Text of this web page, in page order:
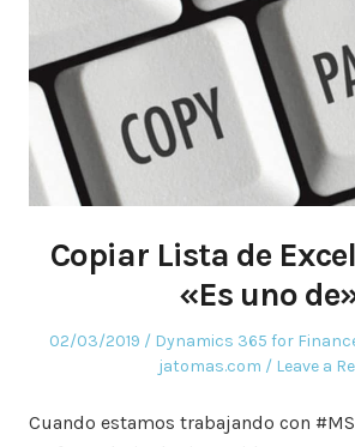
Copiar Lista de
«Es uno
Posted
02/03/2019
Posted
in
Dynamics 365 for
jatomas.com
Leave a
Cuando estamos trabajando con